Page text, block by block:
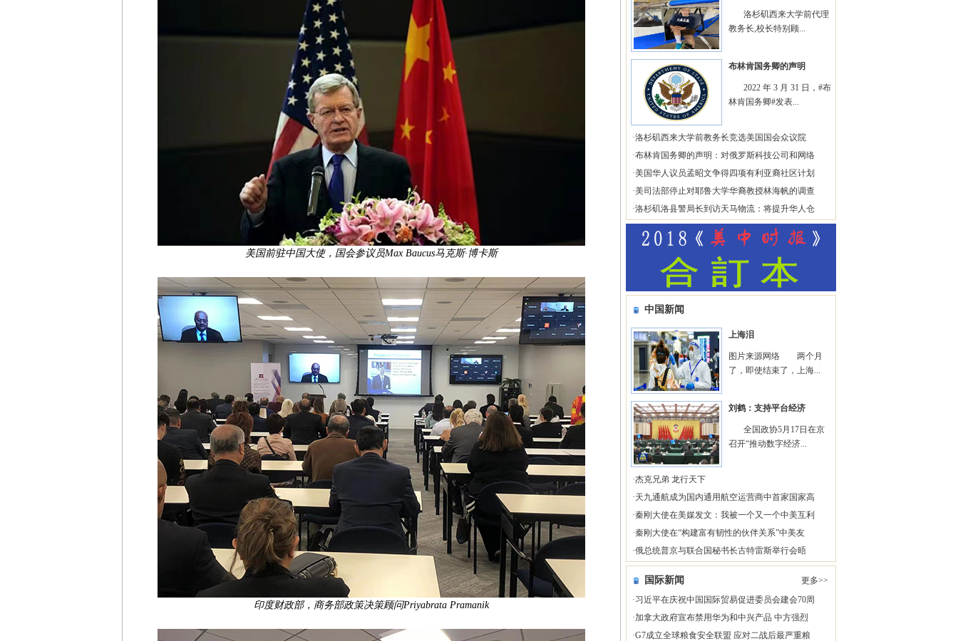
美国前驻中国大使，国会参议员Max Baucus马克斯·博卡斯
印度财政部，商务部政策决策顾问Priyabrata Pramanik
洛杉矶西来大学前代理
教务长,校长特别顾...
布林肯国务卿的声明
2022 年 3 月 31 日，#布
林肯国务卿#发表...
·洛杉矶西来大学前教务长竞选美国国会众议院
·布林肯国务卿的声明：对俄罗斯科技公司和网络
·美国华人议员孟昭文争得四项有利亚裔社区计划
·美司法部停止对耶鲁大学华裔教授林海帆的调查
·洛杉矶洛县警局长到访天马物流：将提升华人仓
中国新闻
上海泪
图片来源网络 两个月
了，即使结束了，上海...
刘鹤：支持平台经济
全国政协5月17日在京
召开“推动数字经济...
·杰克兄弟 龙行天下
·天九通航成为国内通用航空运营商中首家国家高
·秦刚大使在美媒发文：我被一个又一个中美互利
·秦刚大使在“构建富有韧性的伙伴关系”中美友
·俄总统普京与联合国秘书长古特雷斯举行会晤
国际新闻
更多>>
·习近平在庆祝中国国际贸易促进委员会建会70周
·加拿大政府宣布禁用华为和中兴产品 中方强烈
·G7成立全球粮食安全联盟 应对二战后最严重粮